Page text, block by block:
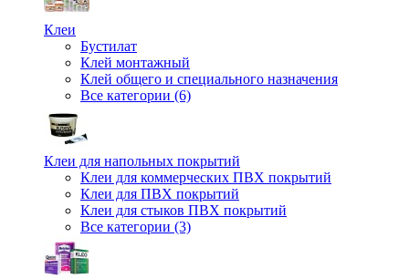
Клеи
Бустилат
Клей монтажный
Клей общего и специального назначения
Все категории (6)
Клеи для напольных покрытий
Клеи для коммерческих ПВХ покрытий
Клеи для ПВХ покрытий
Клеи для стыков ПВХ покрытий
Все категории (3)